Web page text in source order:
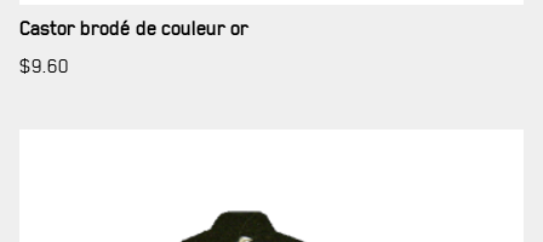
Castor brodé de couleur or
$9.60